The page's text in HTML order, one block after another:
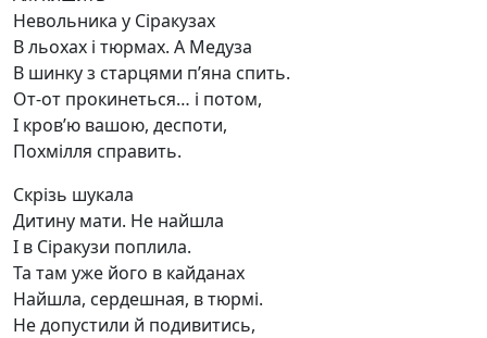
Невольника у Сіракузах
В льохах і тюрмах. А Медуза
В шинку з старцями п’яна спить.
От-от прокинеться… і потом,
І кров’ю вашою, деспоти,
Похмілля справить.
Скрізь шукала
Дитину мати. Не найшла
І в Сіракузи поплила.
Та там уже його в кайданах
Найшла, сердешная, в тюрмі.
Не допустили й подивитись,